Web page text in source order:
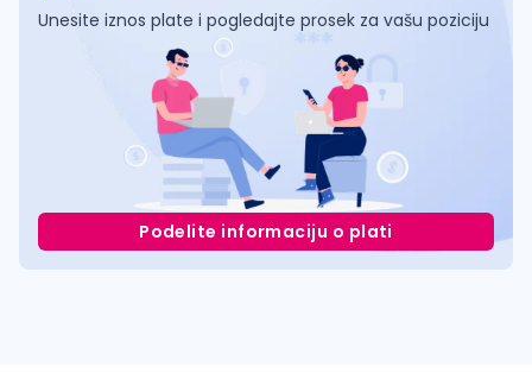
Unesite iznos plate i pogledajte prosek za vašu poziciju
Podelite informaciju o plati